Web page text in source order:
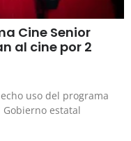
Cine Senior
al cine por 2
uso del programa
estatal